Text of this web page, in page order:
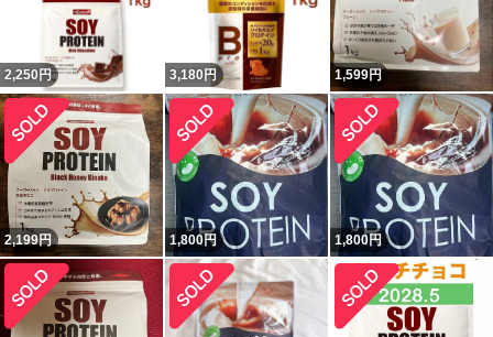
2,250 円 3,180 円 1,599円
2,199円 1,800円 1,800円